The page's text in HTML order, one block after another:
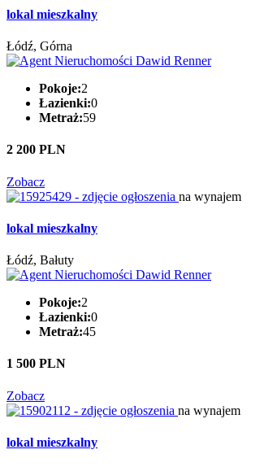
lokal mieszkalny
Łódź, Górna
Pokoje:2
Łazienki:0
Metraż:59
2 200 PLN
Zobacz
na wynajem
lokal mieszkalny
Łódź, Bałuty
Pokoje:2
Łazienki:0
Metraż:45
1 500 PLN
Zobacz
na wynajem
lokal mieszkalny